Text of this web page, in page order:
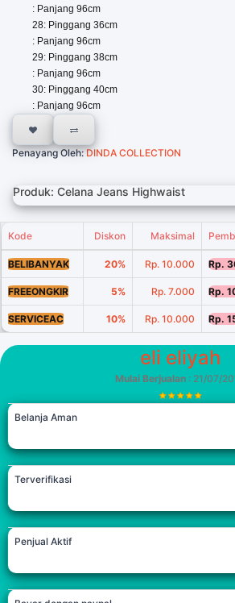
: Panjang 96cm
28: Pinggang 36cm
: Panjang 96cm
29: Pinggang 38cm
: Panjang 96cm
30: Pinggang 40cm
: Panjang 96cm
Penayang Oleh:DINDA COLLECTION
Produk: Celana Jeans Highwaist
Kode Diskon Maksimal
BELIBANYAK 20% Rp. 10.000 Rp.
FREEONGKIR 5% Rp. 7.000 Rp.
SERVICEAC 10% Rp. 10.000 Rp.
eli eliyah
Mulai Berjualan : 21/07/
Belanja Aman
Terverifikasi
Penjual Aktif